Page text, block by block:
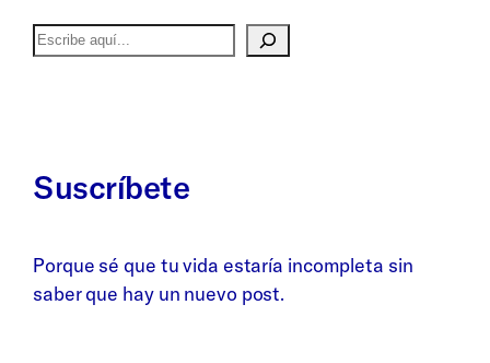
Buscar
Suscríbete
Porque sé que tu vida estaría incompleta sin
saber que hay un nuevo post.